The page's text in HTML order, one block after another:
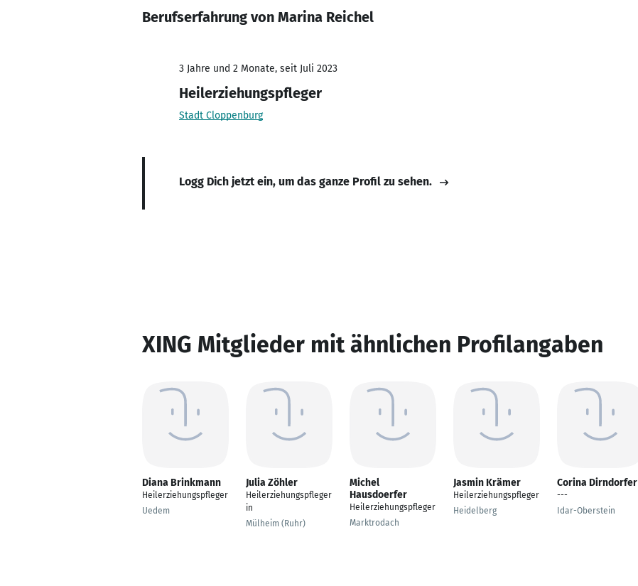
Berufserfahrung von Marina Reichel
3 Jahre und 2 Monate, seit Juli 2023
Heilerziehungspfleger
Stadt Cloppenburg
Logg Dich jetzt ein, um das ganze Profil zu sehen.
XING Mitglieder mit ähnlichen Profilangaben
Diana Brinkmann
Heilerziehungspfleger
Uedem
Julia Zöhler
Heilerziehungspfleger
in
Mülheim (Ruhr)
Michel
Hausdoerfer
Heilerziehungspfleger
Marktrodach
Jasmin Krämer
Heilerziehungspfleger
Heidelberg
Corina Dirndorfer
---
Idar-Oberstein